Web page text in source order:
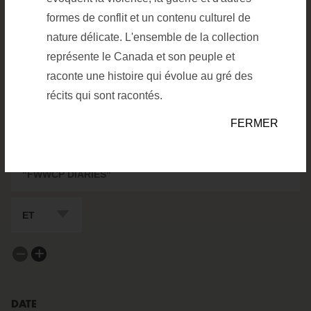
ARTEFACTS ARCHIVES
FILTRES DE
RECHERCHE
Value to search in Keywords/
Supprimer un filtre
Ajouter un filtre
DATE
formes de conflit et un contenu culturel de
nature délicate. L'ensemble de la collection
représente le Canada et son peuple et
raconte une histoire qui évolue au gré des
récits qui sont racontés.
FERMER